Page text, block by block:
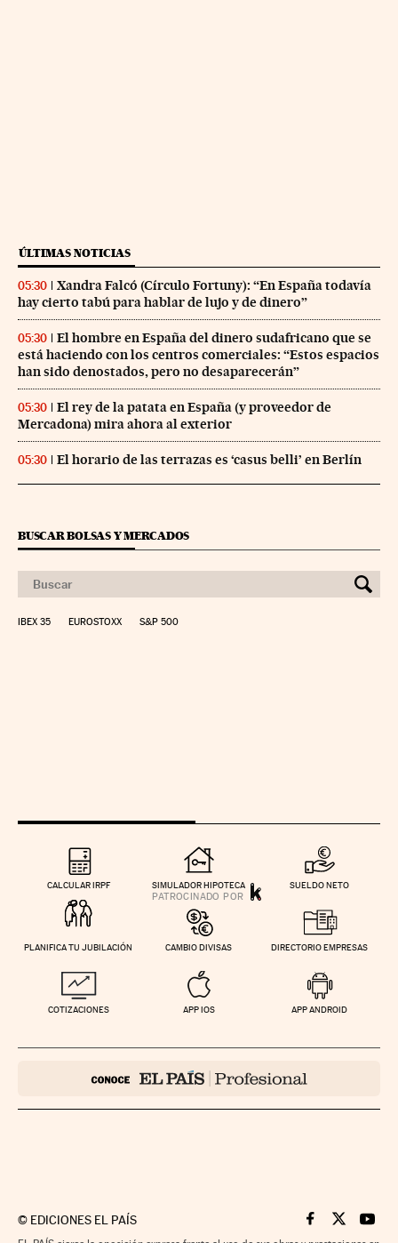
ÚLTIMAS NOTICIAS
05:30
Xandra Falcó (Círculo Fortuny): “En España todavía
hay cierto tabú para hablar de lujo y de dinero”
05:30
El hombre en España del dinero sudafricano que se
está haciendo con los centros comerciales: “Estos espacios
han sido denostados, pero no desaparecerán”
05:30
El rey de la patata en España (y proveedor de
Mercadona) mira ahora al exterior
05:30 El horario de las terrazas es ‘casus belli’ en Berlín
BUSCAR BOLSAS Y MERCADOS
IBEX 35 EUROSTOXX S&P 500
CALCULAR IRPF SIMULADOR HIPOTECA SUELDO NETO
PLANIFICA TU JUBILACIÓN CAMBIO DIVISAS DIRECTORIO EMPRESAS
COTIZACIONES APP IOS APP ANDROID
© EDICIONES EL PAÍS Cinco Días en
Cinco Días
Cinco